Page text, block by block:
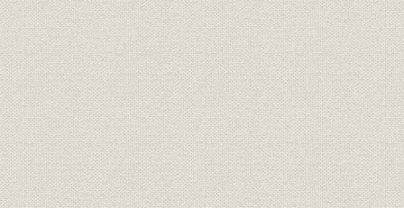
関係会社;財務・業績
事 (7)投資顧問 (8)YICM (9)ユニ
ベン (10)ツーリスト (11)エンタ
ー (12)総合ファイナンス
56期~58期
関係会社;財務・業績
関連会社の業績 参考 ベンチャー
キャピタルの業績
1984年(昭